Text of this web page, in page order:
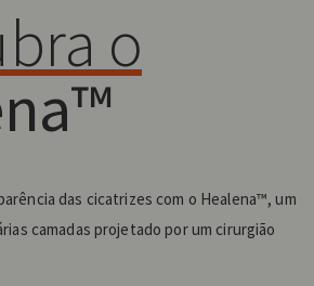
o
das cicatrizes com o Healena™, um
camadas projetado por um cirurgião